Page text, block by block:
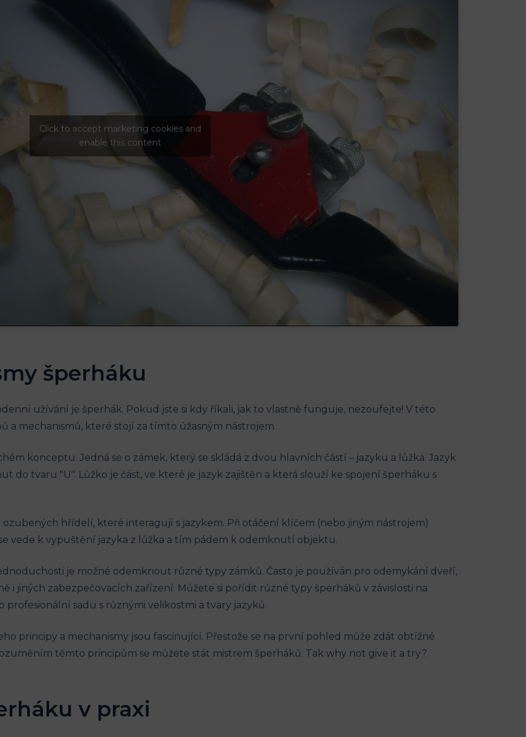
Click to accept marketing cookies and
enable this content
šperháku
užívání je šperhák. Pokud jste si kdy říkali, jak to vlastně funguje, nezoufejte! V této
a mechanismů, které stojí za tímto úžasným nástrojem.
konceptu. Jedná se o zámek, který se skládá z dvou hlavních částí – jazyku a lůžka. Jazyk
do tvaru "U". Lůžko je část, ve které je jazyk zajištěn a která slouží ke spojení šperháku s
hřídelí, které interagují s jazykem. Při otáčení klíčem (nebo jiným nástrojem)
vede k vypuštění jazyka z lůžka a tím pádem k odemknutí objektu.
je možné odemknout různé typy zámků. Často je používán pro odemykání dveří,
i jiných zabezpečovacích zařízení. Můžete si pořídit různé typy šperháků v závislosti na
profesionální sadu s různými velikostmi a tvary jazyků.
principy a mechanismy jsou fascinující. Přestože se na první pohled může zdát obtížné
těmto principům se můžete stát mistrem šperháků. Tak why not give it a try?
v praxi